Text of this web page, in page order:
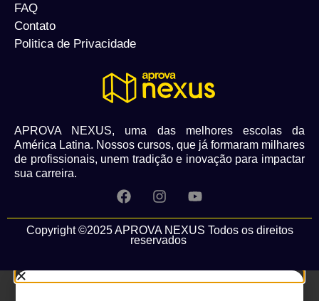
FAQ
Contato
Politica de Privacidade
APROVA NEXUS, uma das melhores escolas da
América Latina. Nossos cursos, que já formaram milhares
de profissionais, unem tradição e inovação para impactar
sua carreira.
Copyright ©2025 APROVA NEXUS Todos os direitos
reservados